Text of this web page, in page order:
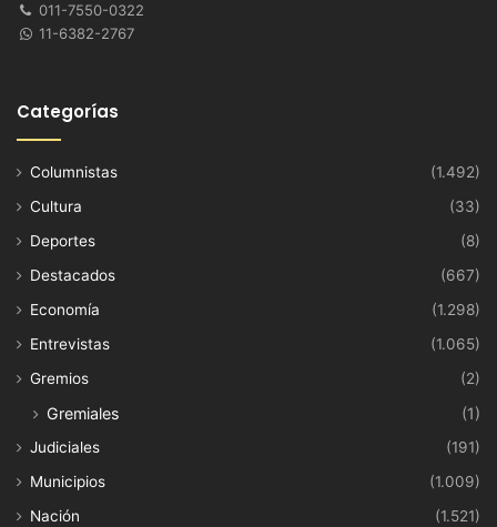
011-7550-0322
11-6382-2767
Categorías
Columnistas
(1.492)
Cultura
(33)
Deportes
(8)
Destacados
(667)
Economía
(1.298)
Entrevistas
(1.065)
Gremios
(2)
Gremiales (1)
Judiciales
(191)
Municipios
(1.009)
Nación
(1.521)